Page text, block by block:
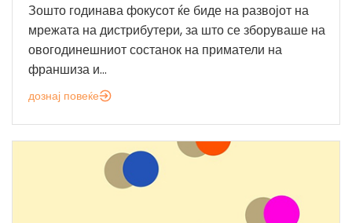
Зошто годинава фокусот ќе биде на развојот на
мрежата на дистрибутери, за што се зборуваше на
овогодинешниот состанок на приматели на
франшиза и...
дознај повеќе